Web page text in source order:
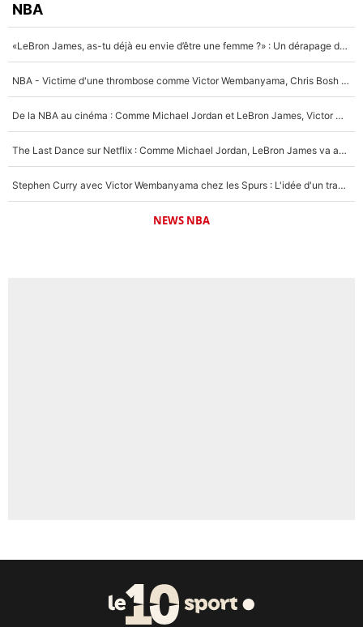
NBA
«LeBron James, as-tu déjà eu envie d’être une femme ?» : Un dérapage de Donald Trump sur la superstar de la NBA refait surface
NBA - Victime d'une thrombose comme Victor Wembanyama, Chris Bosh prévient le Français des risques sur sa santé : «J’ai failli mourir sur le coup et j’ai été ramené à la vie»
De la NBA au cinéma : Comme Michael Jordan et LeBron James, Victor Wembanyama rêve d'une carrière d'acteur !
The Last Dance sur Netflix : Comme Michael Jordan, LeBron James va avoir le droit à sa série !
Stephen Curry avec Victor Wembanyama chez les Spurs : L'idée d'un trade historique est lancée en NBA !
NEWS NBA